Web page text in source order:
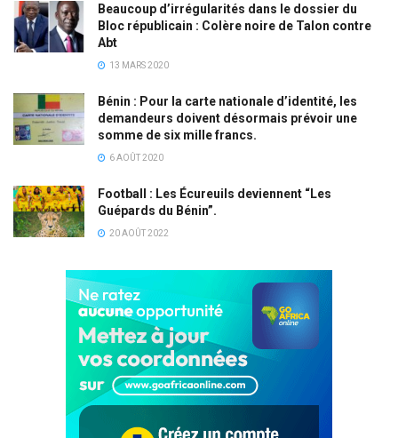
Beaucoup d’irrégularités dans le dossier du
Bloc républicain : Colère noire de Talon contre
Abt
13 MARS 2020
Bénin : Pour la carte nationale d’identité, les
demandeurs doivent désormais prévoir une
somme de six mille francs.
6 AOÛT 2020
Football : Les Écureuils deviennent “Les
Guépards du Bénin”.
20 AOÛT 2022